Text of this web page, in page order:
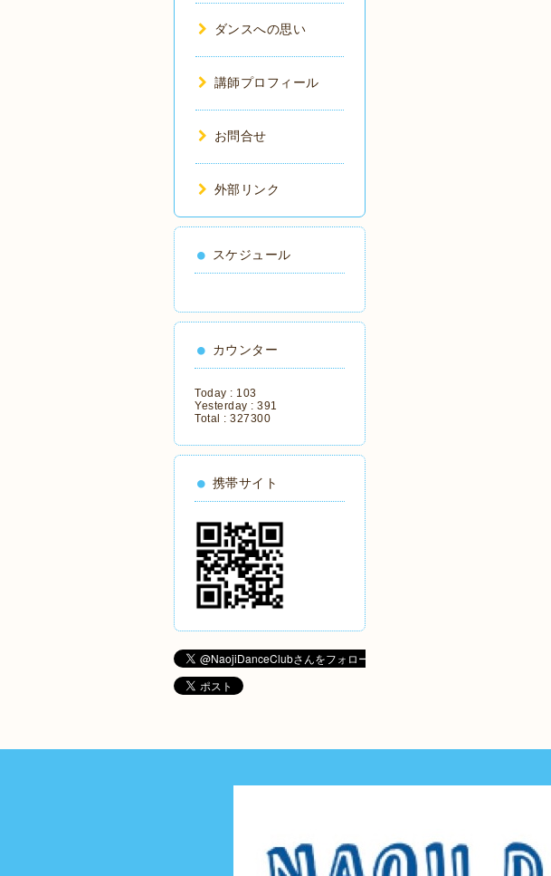
ダンスへの思い
講師プロフィール
お問合せ
外部リンク
スケジュール
カウンター
Today : 103
Yesterday : 391
Total : 327300
携帯サイト